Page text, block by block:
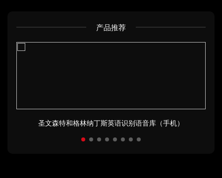
产品推荐
圣文森特和格林纳丁斯英语识别语音库（手机）